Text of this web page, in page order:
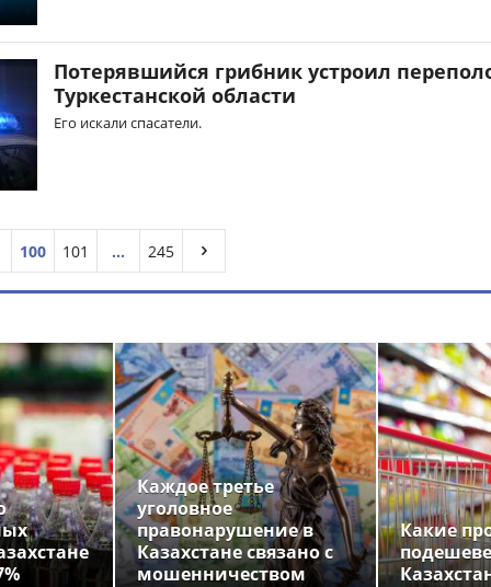
Потерявшийся грибник устроил
Туркестанской области
Его искали спасатели.
100 101 ... 245
Каждое третье
уголовное
правонарушение в
Казахстане связано с
мошенничеством
Какие